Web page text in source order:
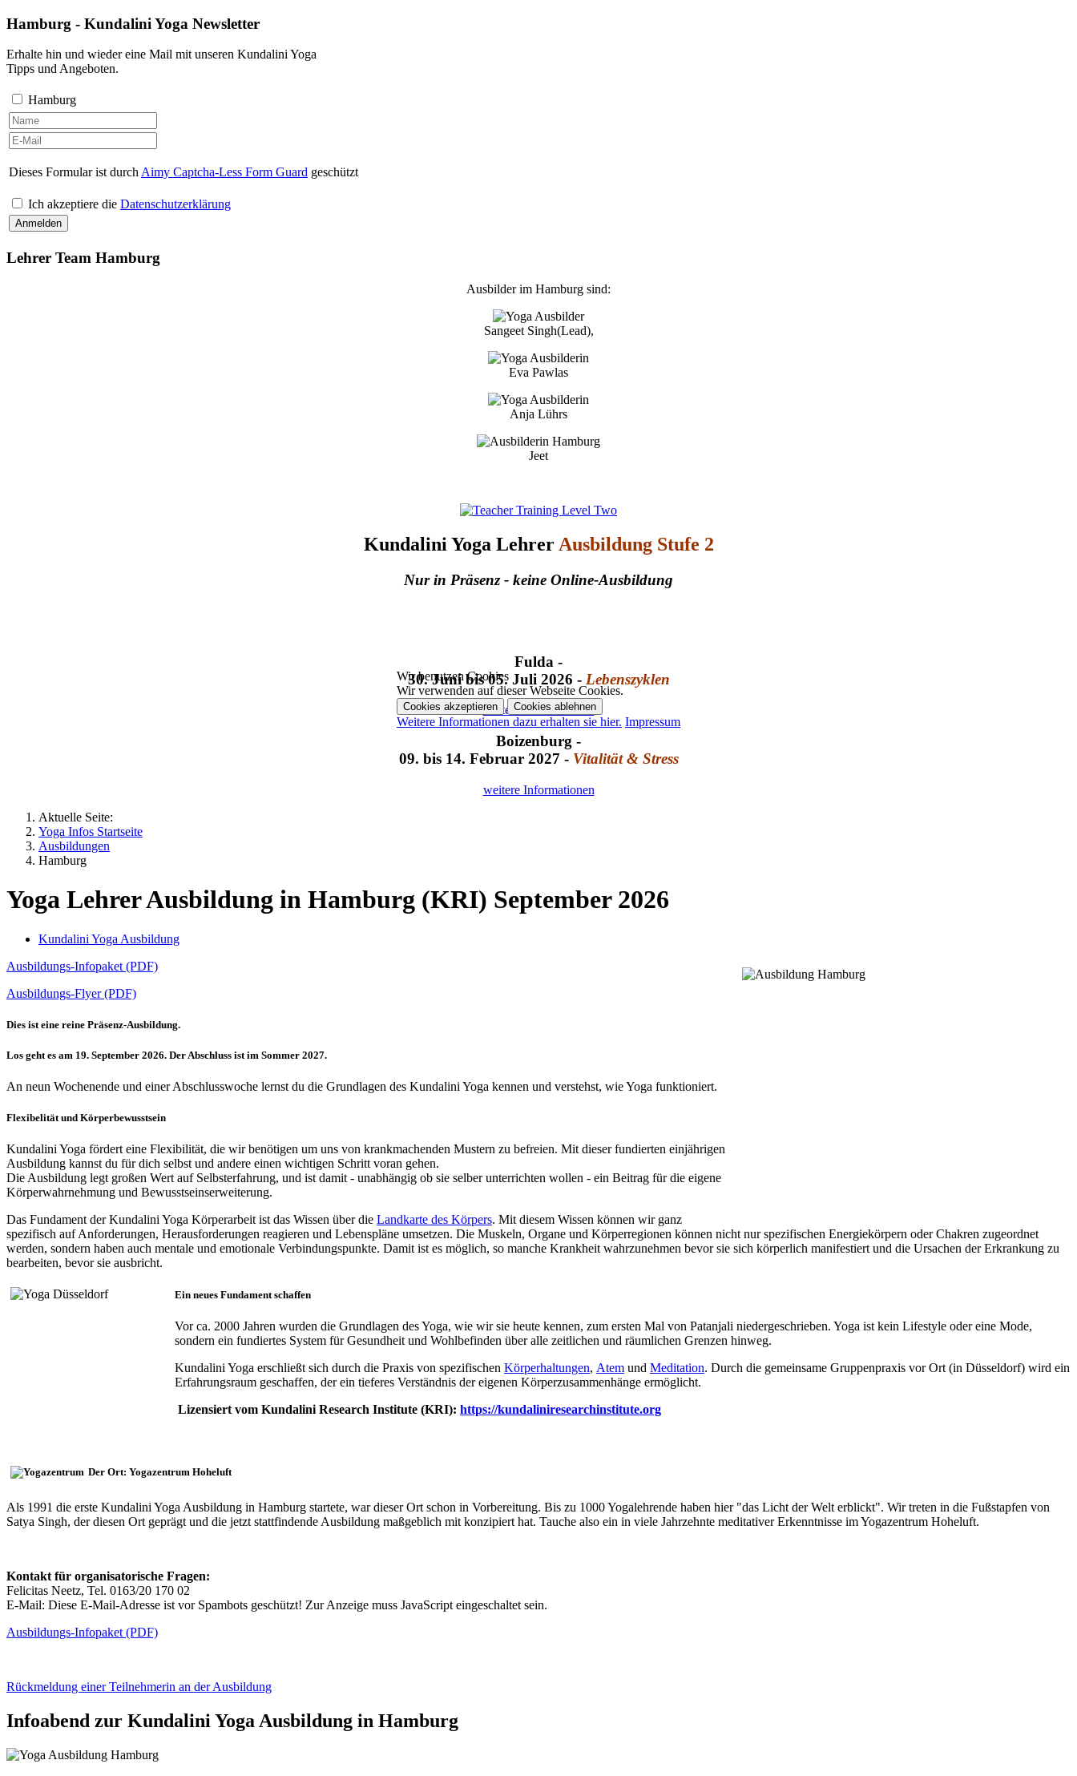
Hamburg - Kundalini Yoga Newsletter
Erhalte hin und wieder eine Mail mit unseren Kundalini Yoga
Tipps und Angeboten.
Hamburg
Dieses Formular ist durchAimy Captcha-Less Form Guard geschützt
Ich akzeptiere die Datenschutzerklärung
Lehrer Team Hamburg
Ausbilder im Hamburg sind:
Sangeet Singh(Lead),
Eva Pawlas
Anja Lührs
Jeet
Kundalini Yoga Lehrer Ausbildung Stufe 2
Nur in Präsenz - keine Online-Ausbildung
Fulda -
30. Juni bis 05. Juli 2026 - Lebenszyklen
weitere Informationen
Boizenburg -
09. bis 14. Februar 2027 - Vitalität & Stress
weitere Informationen
Aktuelle Seite:
Yoga Infos Startseite
Ausbildungen
Hamburg
Yoga Lehrer Ausbildung in Hamburg (KRI) September 2026
Kundalini Yoga Ausbildung
Ausbildungs-Infopaket (PDF)
Ausbildungs-Flyer (PDF)
Dies ist eine reine Präsenz-Ausbildung.
Los geht es am 19. September 2026. Der Abschluss ist im Sommer 2027.
An neun Wochenende und einer Abschlusswoche lernst du die Grundlagen des Kundalini Yoga kennen und verstehst, wie Yoga funktioniert.
Flexibelität und Körperbewusstsein
Kundalini Yoga fördert eine Flexibilität, die wir benötigen um uns von krankmachenden Mustern zu befreien. Mit dieser fundierten einjährigen
Ausbildung kannst du für dich selbst und andere einen wichtigen Schritt voran gehen.
Die Ausbildung legt großen Wert auf Selbsterfahrung, und ist damit - unabhängig ob sie selber unterrichten wollen - ein Beitrag für die eigene
Körperwahrnehmung und Bewusstseinserweiterung.
Das Fundament der Kundalini Yoga Körperarbeit ist das Wissen über die Landkarte des Körpers. Mit diesem Wissen können wir ganz
spezifisch auf Anforderungen, Herausforderungen reagieren und Lebenspläne umsetzen. Die Muskeln, Organe und Körperregionen können nicht nur spezifischen Energiekörpern oder Chakren zugeordnet
werden, sondern haben auch mentale und emotionale Verbindungspunkte. Damit ist es möglich, so manche Krankheit wahrzunehmen bevor sie sich körperlich manifestiert und die Ursachen der Erkrankung zu
bearbeiten, bevor sie ausbricht.
Ein neues Fundament schaffen
Vor ca. 2000 Jahren wurden die Grundlagen des Yoga, wie wir sie heute kennen, zum ersten Mal von Patanjali niedergeschrieben. Yoga ist kein Lifestyle oder eine Mode,
sondern ein fundiertes System für Gesundheit und Wohlbefinden über alle zeitlichen und räumlichen Grenzen hinweg.
Kundalini Yoga erschließt sich durch die Praxis von spezifischen Körperhaltungen, Atem und Meditation. Durch die gemeinsame Gruppenpraxis vor Ort (in Düsseldorf) wird ein
Erfahrungsraum geschaffen, der ein tieferes Verständnis der eigenen Körperzusammenhänge ermöglicht.
Lizensiert vom Kundalini Research Institute (KRI): https://kundaliniresearchinstitute.org
Der Ort: Yogazentrum Hoheluft
Als 1991 die erste Kundalini Yoga Ausbildung in Hamburg startete, war dieser Ort schon in Vorbereitung. Bis zu 1000 Yogalehrende haben hier "das Licht der Welt erblickt". Wir treten in die Fußstapfen von
Satya Singh, der diesen Ort geprägt und die jetzt stattfindende Ausbildung maßgeblich mit konzipiert hat. Tauche also ein in viele Jahrzehnte meditativer Erkenntnisse im Yogazentrum Hoheluft.
Kontakt für organisatorische Fragen:
Felicitas Neetz, Tel. 0163/20 170 02
E-Mail: Diese E-Mail-Adresse ist vor Spambots geschützt! Zur Anzeige muss JavaScript eingeschaltet sein.
Ausbildungs-Infopaket (PDF)
Rückmeldung einer Teilnehmerin an der Ausbildung
Infoabend zur Kundalini Yoga Ausbildung in Hamburg
Wir benutzen Cookies
Wir verwenden auf dieser Webseite Cookies.
Cookies akzeptieren Cookies ablehnen
Weitere Informationen dazu erhalten sie hier. Impressum